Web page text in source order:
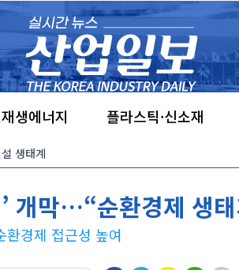
생에너지 플라스틱·신소재
생태계
개막…“순환경제 생
환경제 접근성 높여